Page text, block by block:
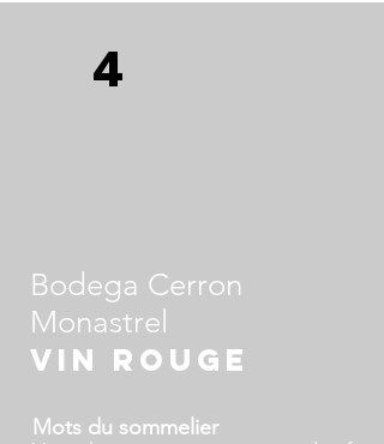
Cépages: Pinot Grigio
Style de vin : Vin blanc d'Italie Centrale
4
Bodega Cerron
Monastrel
vin rouge
Mots du sommelier